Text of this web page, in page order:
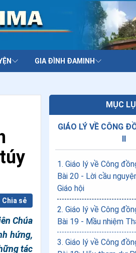
GIA ĐÌNH ĐAMINH
Chia sẻ
Chúa
hứng,
tác
MỤC
GIÁO LÝ VỀ CÔNG
II
1. Giáo lý về Công
Bài 20 - Lời cầu
Giáo hội
2. Giáo lý về Công
Bài 19 - Mầu nhiệm
3. Giáo lý về Công